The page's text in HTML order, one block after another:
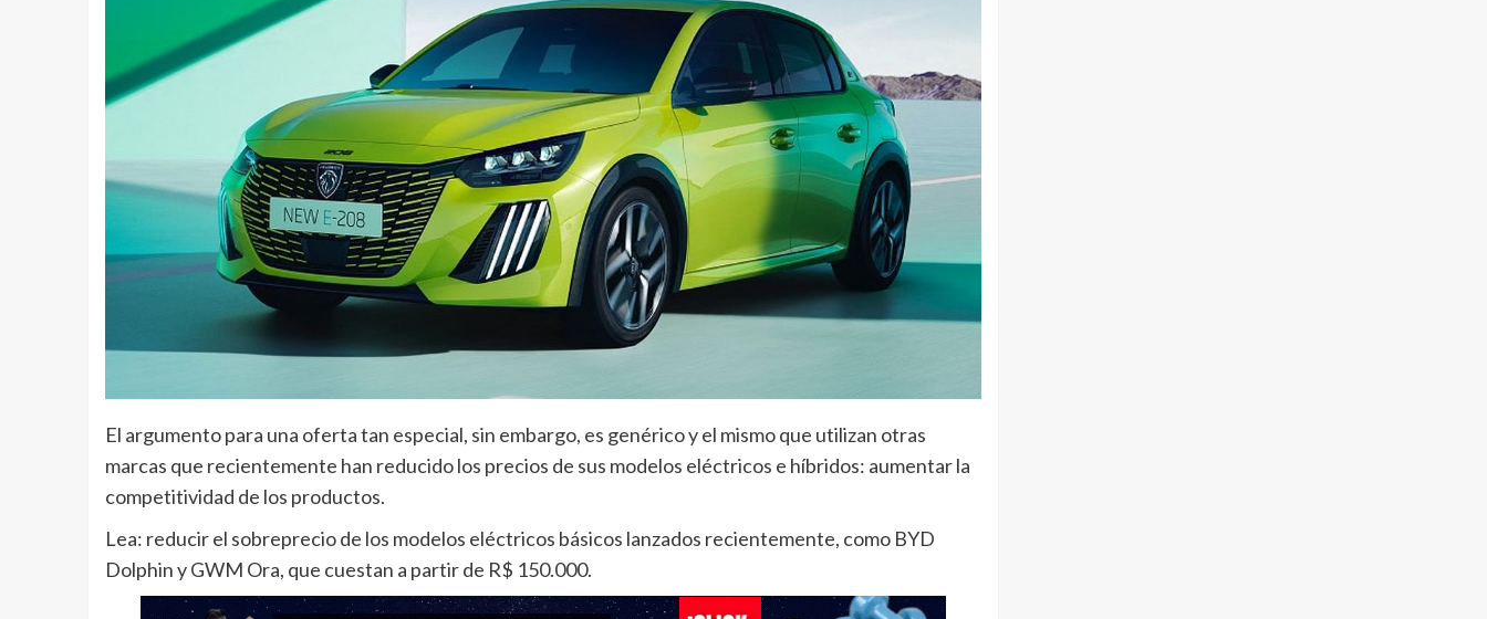
El argumento para una oferta tan especial, sin embargo, es genérico y el mismo que utilizan otras
marcas que recientemente han reducido los precios de sus modelos eléctricos e híbridos: aumentar la
competitividad de los productos.
Lea: reducir el sobreprecio de los modelos eléctricos básicos lanzados recientemente, como BYD
Dolphin y GWM Ora, que cuestan a partir de R$ 150.000.